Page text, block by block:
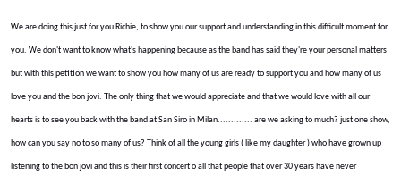
We are doing this just for you Richie, to show you our support and understanding in this difficult moment for
you. We don't want to know what's happening because as the band has said they're your personal matters
but with this petition we want to show you how many of us are ready to support you and how many of us
love you and the bon jovi. The only thing that we would appreciate and that we would love with all our
hearts is to see you back with the band at San Siro in Milan............. are we asking to much? just one show,
how can you say no to so many of us? Think of all the young girls ( like my daughter ) who have grown up
listening to the bon jovi and this is their first concert o all that people that over 30 years have never